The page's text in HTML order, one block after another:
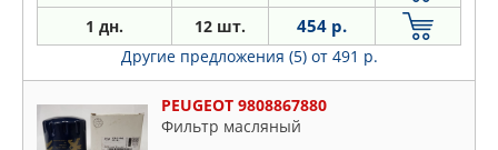
1 дн. 12 шт. 454 р.
Другие предложения (5) от 491 р.
PEUGEOT 9808867880
Фильтр масляный